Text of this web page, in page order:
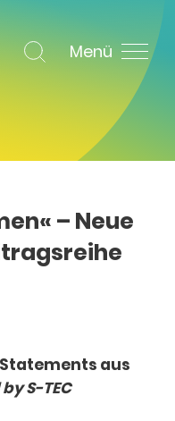
Menü
– Neue
aus
S-TEC